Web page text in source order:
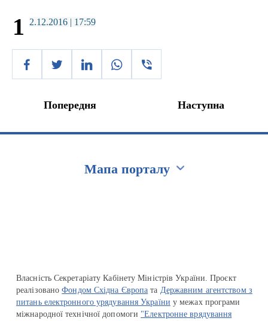
1 2.12.2016 | 17:59
Попередня Наступна
Мапа порталу
Власність Секретаріату Кабінету Міністрів України. Проєкт
реалізованоФондом Східна Європа та Державним агентством з
питань електронного урядування України у межах програми
міжнародної технічної допомоги "Електронне врядування